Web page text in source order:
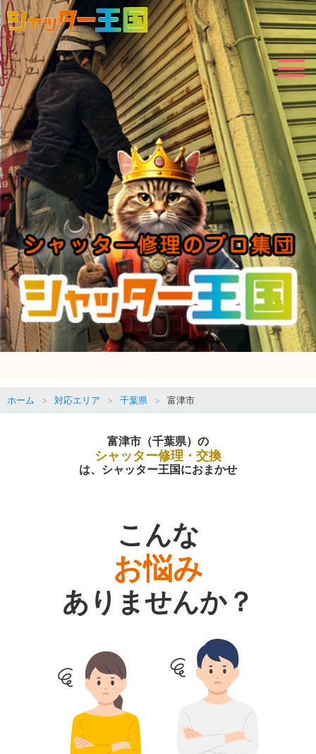
ホーム 対応エリア 千葉県 富津市
富津市（千葉県）の
シャッター修理・交換
は、シャッター王国におまかせ
こんな
お悩み
ありませんか？